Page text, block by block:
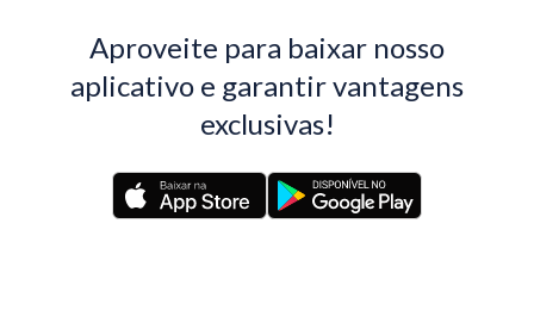
Aproveite para baixar nosso
aplicativo e garantir vantagens
exclusivas!